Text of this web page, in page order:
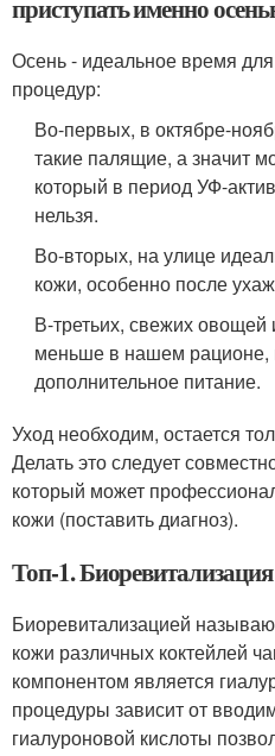
приступать именно
Осень - идеальное время для
процедур:
Во-первых, в октябре-
такие палящие, а значит
который в период УФ-
нельзя.
Во-вторых, на улице
кожи, особенно после
В-третьих, свежих овощей
меньше в нашем рационе,
дополнительное питание.
Уход необходим, остается
Делать это следует
который может
кожи (поставить диагноз).
Топ-1. Биоревитализация
Биоревитализацией
кожи различных коктейлей
компонентом является
процедуры зависит от
гиалуроновой кислоты